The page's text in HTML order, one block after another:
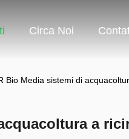
Circa Noi
Bio Media sistemi di
a